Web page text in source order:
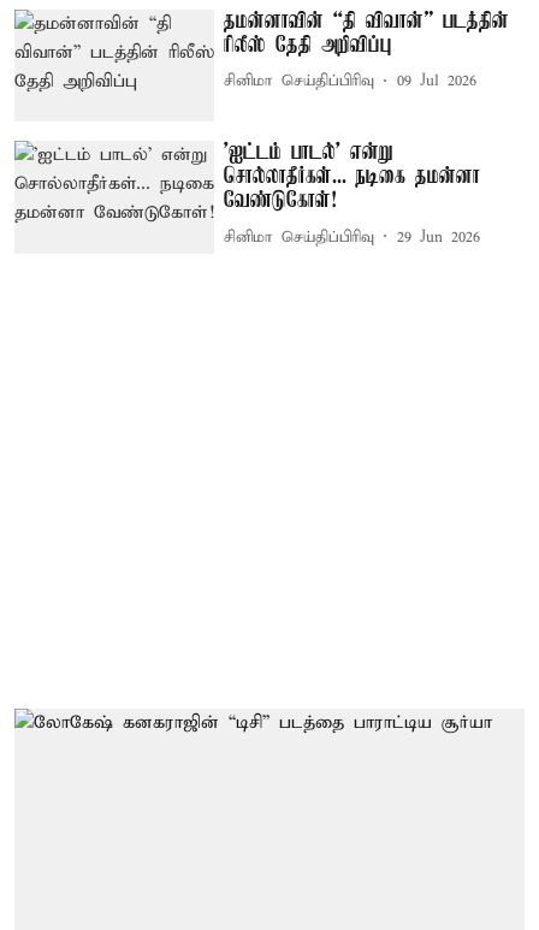
தமன்னாவின் “தி விவான்” படத்தின்
ரிலீஸ் தேதி அறிவிப்பு
சினிமா செய்திப்பிரிவு 09 Jul 2026
'ஐட்டம் பாடல்' என்று
சொல்லாதீர்கள்... நடிகை தமன்னா
வேண்டுகோள்!
சினிமா செய்திப்பிரிவு 29 Jun 2026